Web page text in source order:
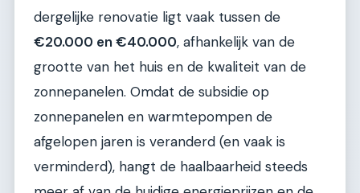
dergelijke renovatie ligt vaak tussen de
€20.000 en €40.000, afhankelijk van de
grootte van het huis en de kwaliteit van de
zonnepanelen. Omdat de subsidie op
zonnepanelen en warmtepompen de
afgelopen jaren is veranderd (en vaak is
verminderd), hangt de haalbaarheid steeds